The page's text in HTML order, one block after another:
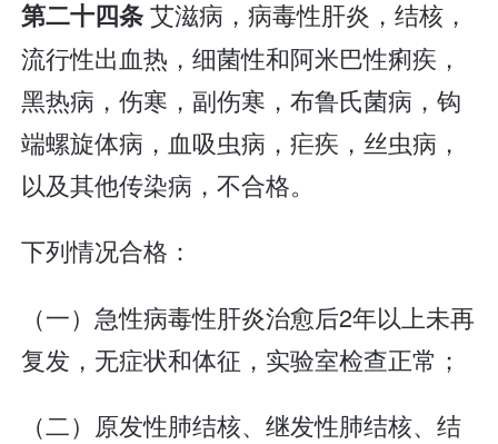
第二十四条艾滋病，病毒性肝炎，结核，
流行性出血热，细菌性和阿米巴性痢疾，
黑热病，伤寒，副伤寒，布鲁氏菌病，钩
端螺旋体病，血吸虫病，疟疾，丝虫病，
以及其他传染病，不合格。
下列情况合格：
（一）急性病毒性肝炎治愈后2年以上未再
复发，无症状和体征，实验室检查正常；
（二）原发性肺结核、继发性肺结核、结